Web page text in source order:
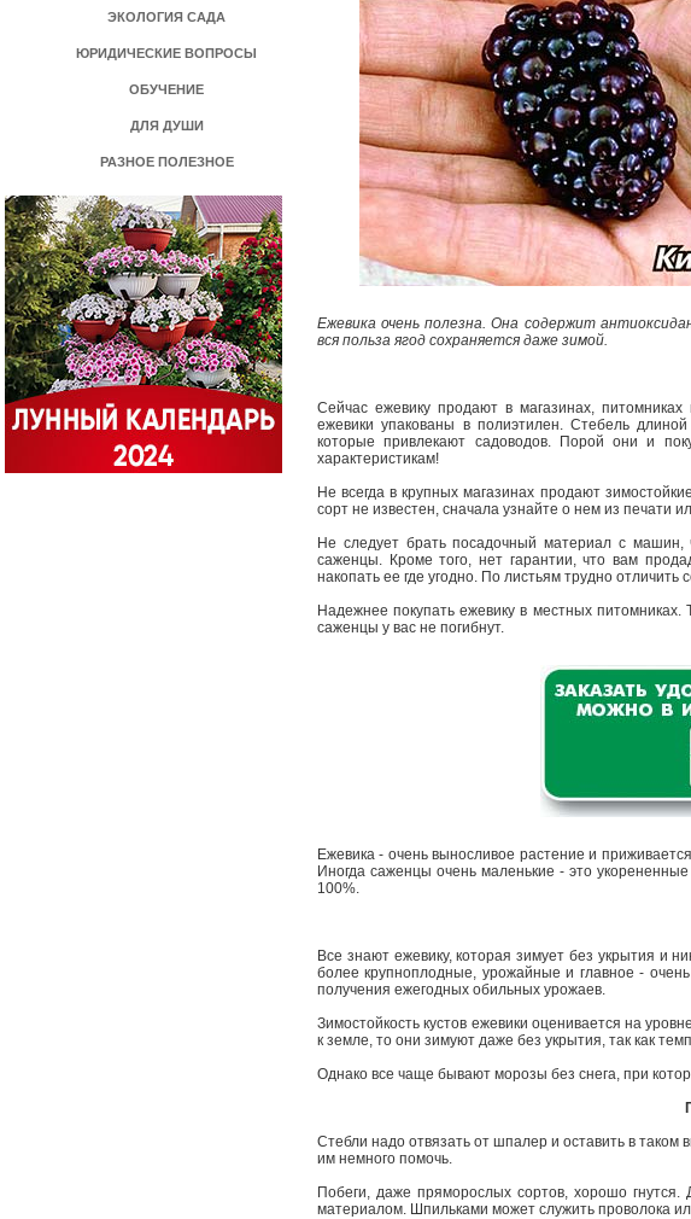
ЭКОЛОГИЯ САДА
ЮРИДИЧЕСКИЕ ВОПРОСЫ
ОБУЧЕНИЕ
ДЛЯ ДУШИ
РАЗНОЕ ПОЛЕЗНОЕ
Ежевика очень полезна. Она содержит
вся польза ягод сохраняется даже зимой.
Сейчас ежевику продают в магазинах,
ежевики упакованы в полиэтилен. Стебель
которые привлекают садоводов. Порой они и
характеристикам!
Не всегда в крупных магазинах продают
сорт не известен, сначала узнайте о нем из печати
Не следует брать посадочный материал с
саженцы. Кроме того, нет гарантии, что вам
накопать ее где угодно. По листьям трудно
Надежнее покупать ежевику в местных
саженцы у вас не погибнут.
Ежевика - очень выносливое растение и
Иногда саженцы очень маленькие - это
100%.
Все знают ежевику, которая зимует без укрытия и
более крупноплодные, урожайные и главное -
получения ежегодных обильных урожаев.
Зимостойкость кустов ежевики оценивается на
к земле, то они зимуют даже без укрытия, так как
Однако все чаще бывают морозы без снега, при
Стебли надо отвязать от шпалер и оставить в таком
им немного помочь.
Побеги, даже пряморослых сортов, хорошо
материалом. Шпильками может служить проволока